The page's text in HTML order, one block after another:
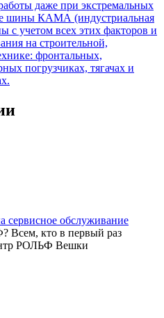
даже при экстремальных
шины КАМА (индустриальная
с учетом всех этих факторов и
на строительной,
фронтальных,
погрузчиках, тягачах и
сервисное обслуживание
Всем, кто в первый раз
РОЛЬФ Вешки